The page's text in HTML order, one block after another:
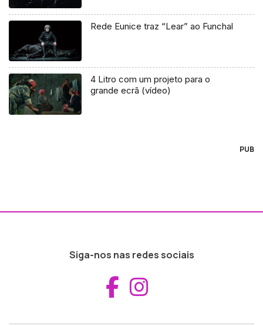
Rede Eunice traz “Lear” ao Funchal
4 Litro com um projeto para o
grande ecrã (vídeo)
PUB
Siga-nos nas redes sociais
Aceder ao